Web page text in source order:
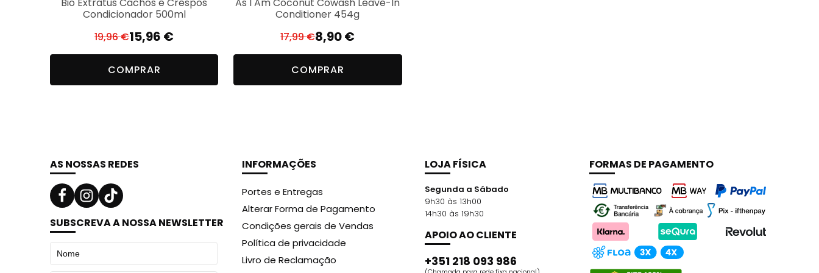
Phenoxyethanol, CaprylylGlycol, Sodium Benzoate, Fragrance/Parfum.
Bio Extratus Cachos e Crespos
Condicionador 500ml
19,96€ O
preço
original
era:
15,96 €
O
preço
atual
é:
COMPRAR
As I Am Coconut Cowash Leave-In
Conditioner 454g
17,99€O
preço
original
era:
8,90€
O
preço
atual
é:
COMPRAR
AS NOSSAS REDES
SUBSCREVA A NOSSA NEWSLETTER
INFORMAÇÕES
Portes e Entregas
Alterar Forma de Pagamento
Condições gerais de Vendas
Política de privacidade
Livro de Reclamação
LOJA FÍSICA
Segunda a Sábado
9h30 às 13h00
14h30 às 19h30
APOIO AO CLIENTE
+351 218 093 986
FORMAS DE PAGAMENTO